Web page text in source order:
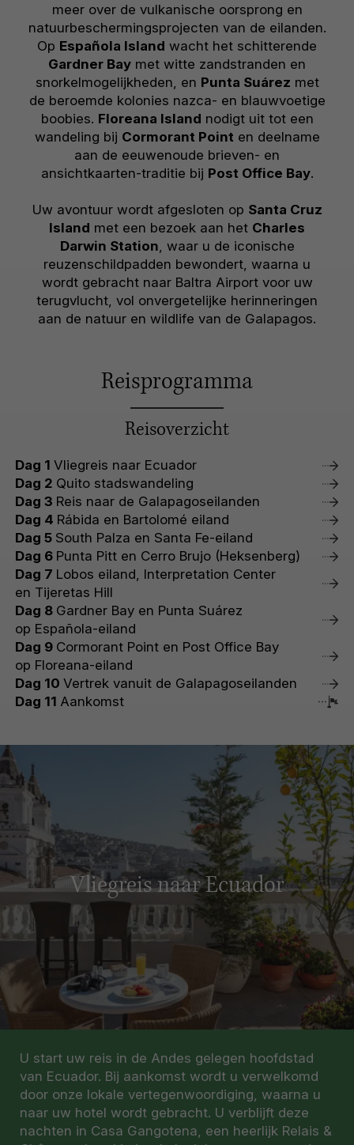
meer over de vulkanische oorsprong en
natuurbeschermingsprojecten van de eilanden.
Op Española Island wacht het schitterende
Gardner Bay met witte zandstranden en
snorkelmogelijkheden, en Punta Suárez met
de beroemde kolonies nazca- en blauwvoetige
boobies. Floreana Island nodigt uit tot een
wandeling bij Cormorant Point en deelname
aan de eeuwenoude brieven- en
ansichtkaarten-traditie bij Post Office Bay.
Uw avontuur wordt afgesloten op Santa Cruz
Island met een bezoek aan het Charles
Darwin Station, waar u de iconische
reuzenschildpadden bewondert, waarna u
wordt gebracht naar Baltra Airport voor uw
terugvlucht, vol onvergetelijke herinneringen
aan de natuur en wildlife van de Galapagos.
Reisprogramma
Reisoverzicht
Dag 1 Vliegreis naar Ecuador
Dag 2 Quito stadswandeling
Dag 3 Reis naar de Galapagoseilanden
Dag 4 Rábida en Bartolomé eiland
Dag 5 South Palza en Santa Fe-eiland
Dag 6 Punta Pitt en Cerro Brujo (Heksenberg)
Dag 7 Lobos eiland, Interpretation Center
en Tijeretas Hill
Dag 8 Gardner Bay en Punta Suárez
op Española-eiland
Dag 9 Cormorant Point en Post Office Bay
op Floreana-eiland
Dag 10 Vertrek vanuit de Galapagoseilanden
Dag 11 Aankomst
Vliegreis naar Ecuador
U start uw reis in de Andes gelegen hoofdstad
van Ecuador. Bij aankomst wordt u verwelkomd
door onze lokale vertegenwoordiging, waarna u
naar uw hotel wordt gebracht. U verblijft deze
nachten in Casa Gangotena, een heerlijk Relais &